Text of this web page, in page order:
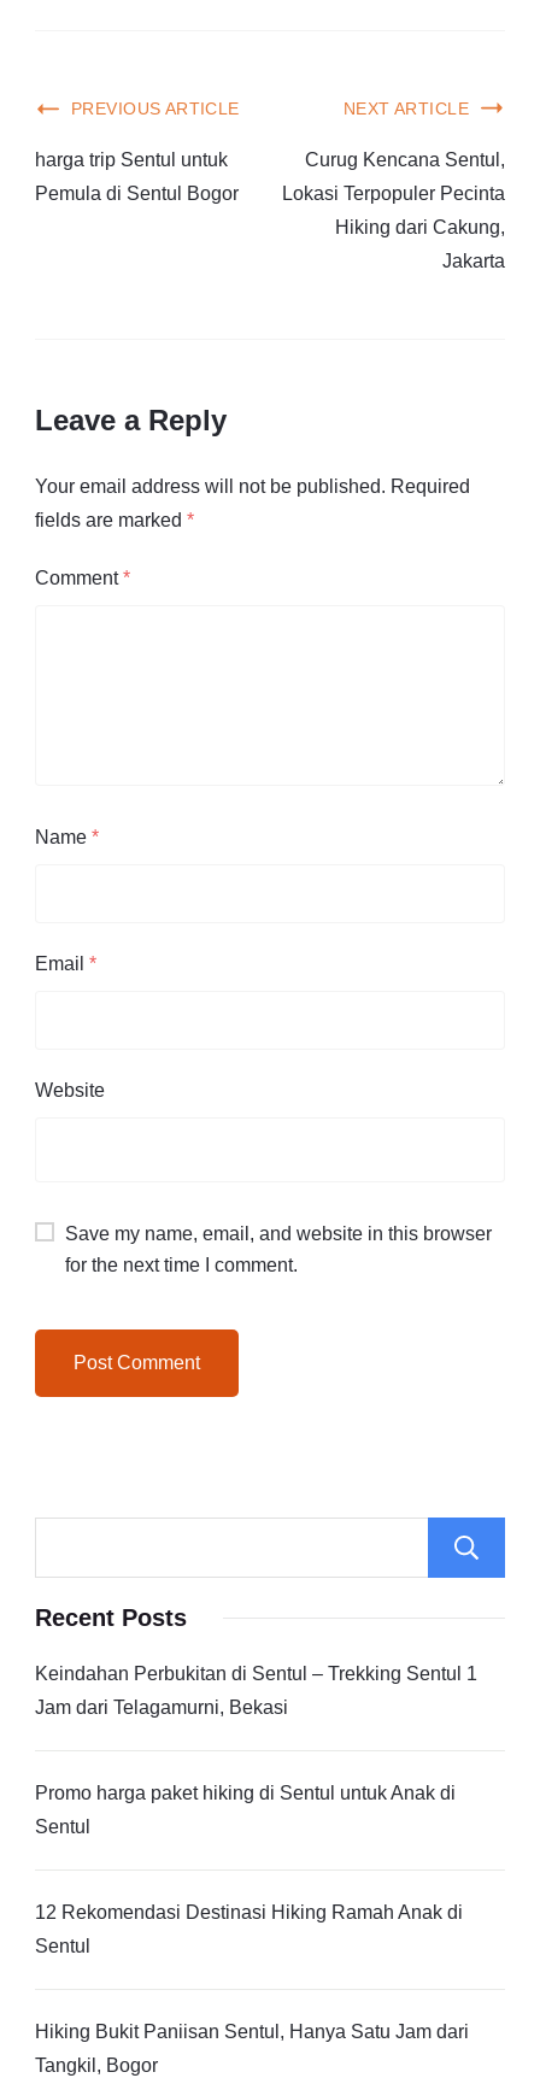
PREVIOUS ARTICLE
harga trip Sentul untuk
Pemula di Sentul Bogor
NEXT ARTICLE
Curug Kencana Sentul,
Lokasi Terpopuler Pecinta
Hiking dari Cakung,
Jakarta
Leave a Reply
Your email address will not be published. Required
fields are marked *
Comment*
Name *
Email *
Website
Save my name, email, and website in this browser
for the next time I comment.
Recent Posts
Keindahan Perbukitan di Sentul – Trekking Sentul 1
Jam dari Telagamurni, Bekasi
Promo harga paket hiking di Sentul untuk Anak di
Sentul
12 Rekomendasi Destinasi Hiking Ramah Anak di
Sentul
Hiking Bukit Paniisan Sentul, Hanya Satu Jam dari
Tangkil, Bogor